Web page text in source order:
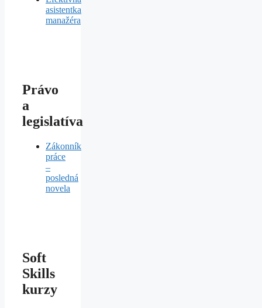
asistentka
manažéra
Právo
a
legislatíva
Zákonník
práce
–
posledná
novela
Soft
Skills
kurzy